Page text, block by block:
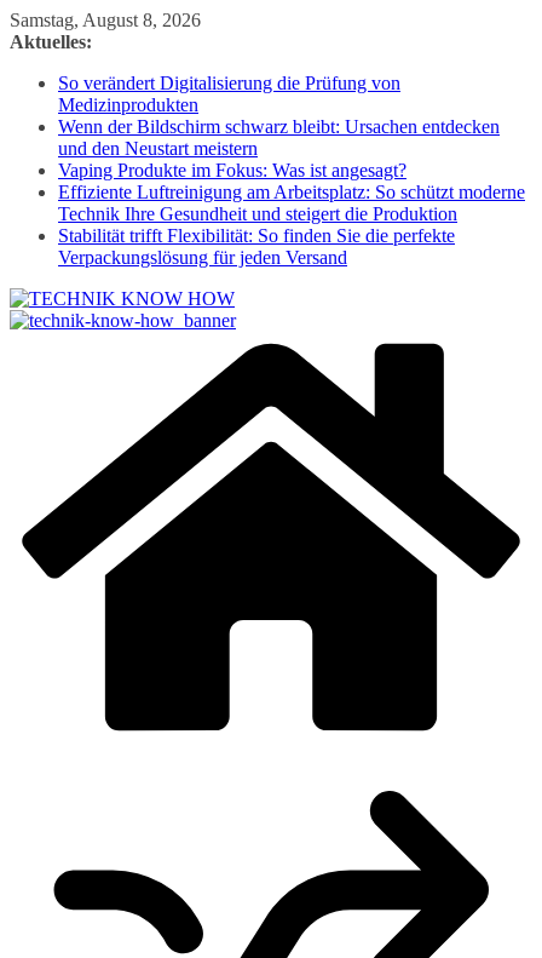
Zum
Inhalt
Samstag, August 8, 2026
Aktuelles:
So verändert Digitalisierung die Prüfung von
Medizinprodukten
Wenn der Bildschirm schwarz bleibt: Ursachen entdecken
und den Neustart meistern
Vaping Produkte im Fokus: Was ist angesagt?
Effiziente Luftreinigung am Arbeitsplatz: So schützt moderne
Technik Ihre Gesundheit und steigert die Produktion
Stabilität trifft Flexibilität: So finden Sie die perfekte
Verpackungslösung für jeden Versand